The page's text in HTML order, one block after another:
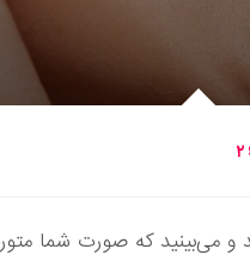
و می‌بینید که صورت شما